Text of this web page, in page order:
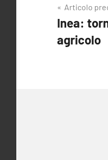
articoli
Articolo
Inea:
agricolo